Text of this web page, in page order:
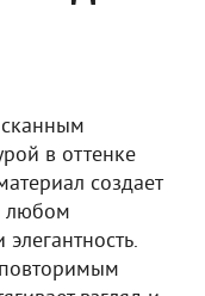
в оттенке
создает
любом